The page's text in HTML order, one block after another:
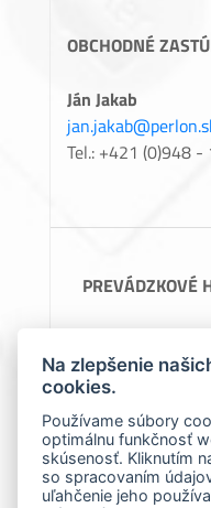
OBCHODNÉ
Ján Jakab
Tel.: +421 (0)948
PREVÁDZKOVÉ
FAKTURAČNÉ
Barčianska 66,
IČ
Spoločnosť
Okresného súdu
Na zlepšenie
cookies.
Používame súbory
optimálnu funkčnosť
skúsenosť. Kliknutím
so spracovaním
uľahčenie jeho